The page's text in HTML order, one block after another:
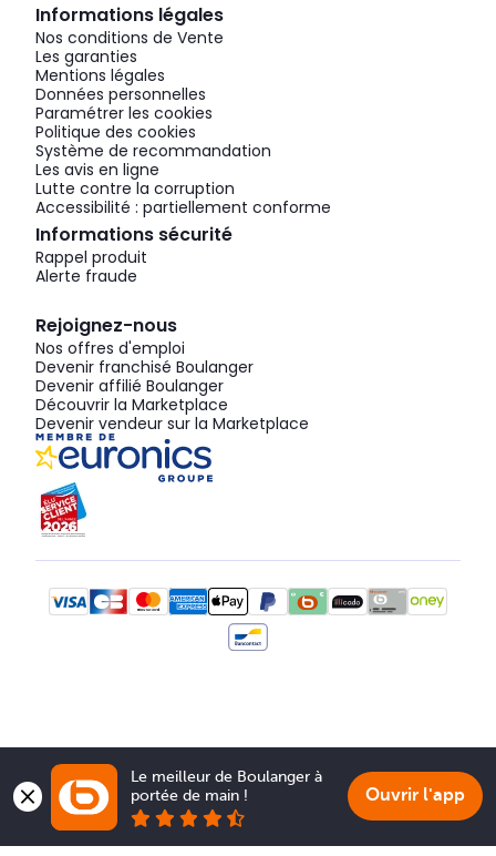
Informations légales
Nos conditions de Vente
Les garanties
Mentions légales
Données personnelles
Paramétrer les cookies
Politique des cookies
Système de recommandation
Les avis en ligne
Lutte contre la corruption
Accessibilité : partiellement conforme
Informations sécurité
Rappel produit
Alerte fraude
Rejoignez-nous
Nos offres d'emploi
Devenir franchisé Boulanger
Devenir affilié Boulanger
Découvrir la Marketplace
Devenir vendeur sur la Marketplace
Le meilleur de Boulanger à
portée de main !
Ouvrir l'app